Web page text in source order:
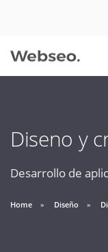
Diseno y
Desarrollo de
Home Diseño